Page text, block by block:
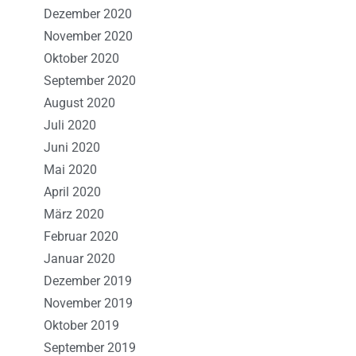
Dezember 2020
November 2020
Oktober 2020
September 2020
August 2020
Juli 2020
Juni 2020
Mai 2020
April 2020
März 2020
Februar 2020
Januar 2020
Dezember 2019
November 2019
Oktober 2019
September 2019